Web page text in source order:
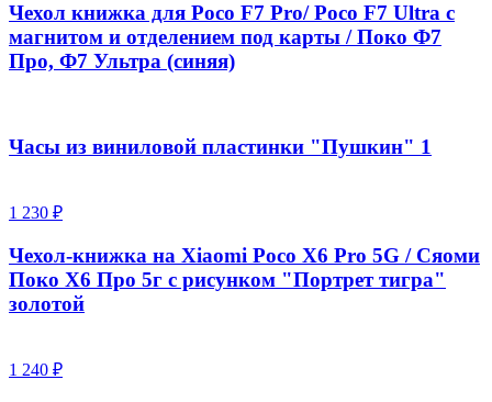
Чехол книжка для Poco F7 Pro/ Poco F7 Ultra с
магнитом и отделением под карты / Поко Ф7
Про, Ф7 Ультра (синяя)
Часы из виниловой пластинки "Пушкин" 1
1 230 ₽
Чехол-книжка на Xiaomi Poco X6 Pro 5G / Сяоми
Поко Х6 Про 5г с рисунком "Портрет тигра"
золотой
1 240 ₽